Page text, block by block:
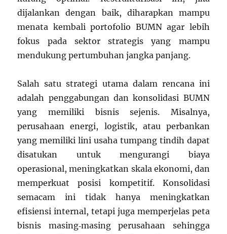
dijalankan dengan baik, diharapkan mampu
menata kembali portofolio BUMN agar lebih
fokus pada sektor strategis yang mampu
mendukung pertumbuhan jangka panjang.
Salah satu strategi utama dalam rencana ini
adalah penggabungan dan konsolidasi BUMN
yang memiliki bisnis sejenis. Misalnya,
perusahaan energi, logistik, atau perbankan
yang memiliki lini usaha tumpang tindih dapat
disatukan untuk mengurangi biaya
operasional, meningkatkan skala ekonomi, dan
memperkuat posisi kompetitif. Konsolidasi
semacam ini tidak hanya meningkatkan
efisiensi internal, tetapi juga memperjelas peta
bisnis masing‑masing perusahaan sehingga